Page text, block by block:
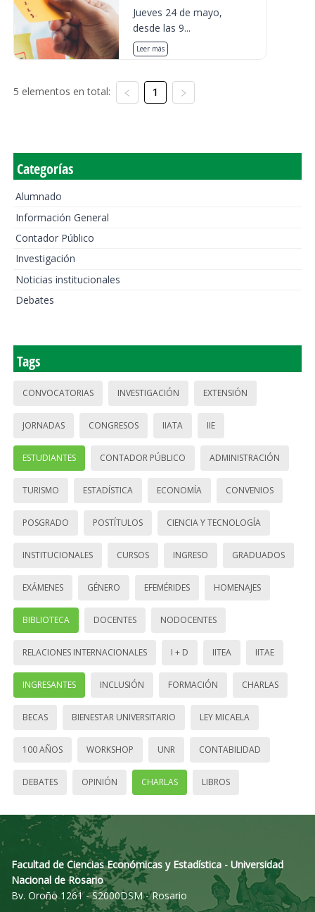
Jueves 24 de mayo,
desde las 9...
Leer más
5 elementos en total: 1
Categorías
Alumnado
Información General
Contador Público
Investigación
Noticias institucionales
Debates
Tags
CONVOCATORIAS INVESTIGACIÓN EXTENSIÓN
JORNADAS CONGRESOS IIATA IIE
ESTUDIANTES CONTADOR PÚBLICO ADMINISTRACIÓN
TURISMO ESTADÍSTICA ECONOMÍA CONVENIOS
POSGRADO POSTÍTULOS CIENCIA Y TECNOLOGÍA
INSTITUCIONALES CURSOS INGRESO GRADUADOS
EXÁMENES GÉNERO EFEMÉRIDES HOMENAJES
BIBLIOTECA DOCENTES NODOCENTES
RELACIONES INTERNACIONALES I + D IITEA IITAE
INGRESANTES INCLUSIÓN FORMACIÓN CHARLAS
BECAS BIENESTAR UNIVERSITARIO LEY MICAELA
100 AÑOS WORKSHOP UNR CONTABILIDAD
DEBATES OPINIÓN CHARLAS LIBROS
Facultad de Ciencias Económicas y Estadística - Universidad
Nacional de Rosario
Bv. Oroño 1261 - S2000DSM - Rosario